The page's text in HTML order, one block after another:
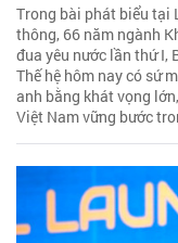
Trong bài phát biểu tại
thông, 66 năm ngành
đua yêu nước lần thứ I,
Thế hệ hôm nay có sứ
anh bằng khát vọng
Việt Nam vững bước